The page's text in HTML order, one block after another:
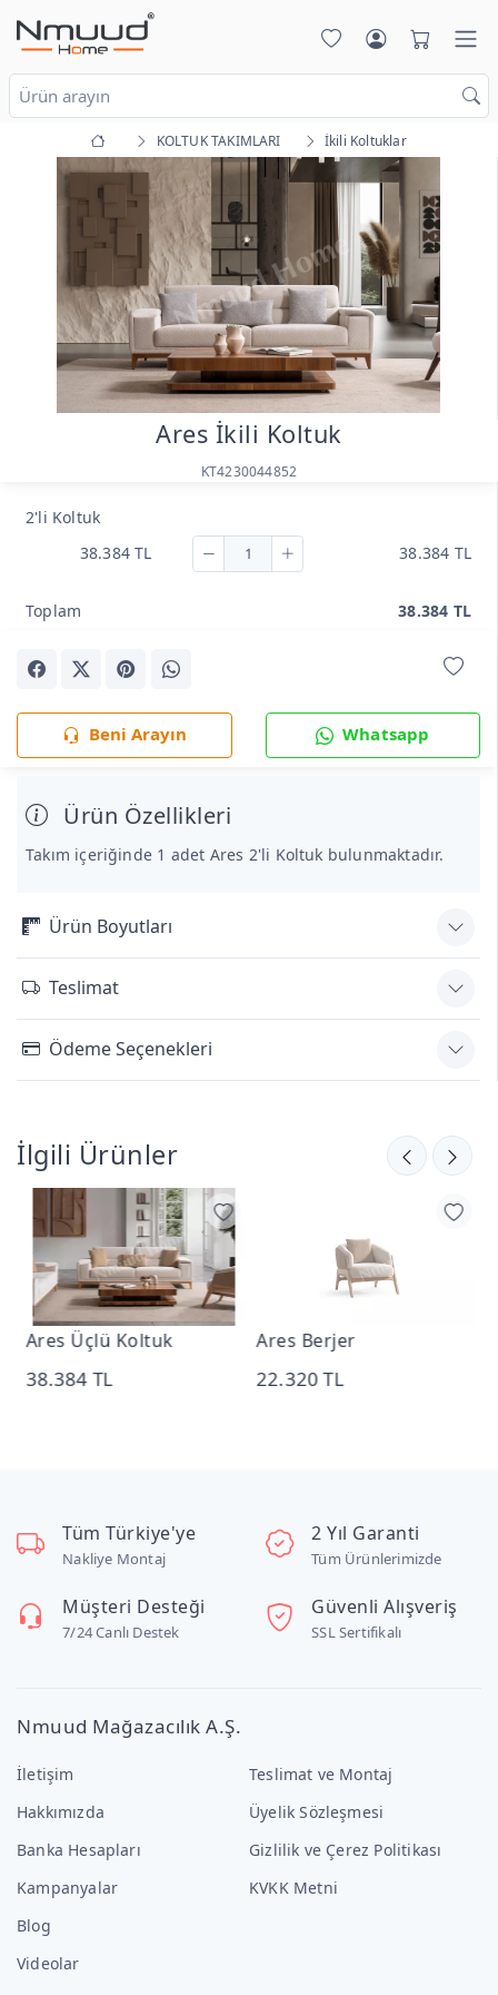
KOLTUK TAKIMLARI İkili Koltuklar
Ares İkili Koltuk
KT4230044852
2'li Koltuk
38.384 TL
38.384 TL
Toplam 38.384 TL
Beni Arayın Whatsapp
Ürün Özellikleri
Takım içeriğinde 1 adet Ares 2'li Koltuk bulunmaktadır.
Ürün Boyutları
Teslimat
Ödeme Seçenekleri
İlgili Ürünler
Ares Üçlü Koltuk
38.384 TL
Ares Berjer
22.320 TL
Tüm Türkiye'ye
Nakliye Montaj
2 Yıl Garanti
Tüm Ürünlerimizde
Müşteri Desteği
7/24 Canlı Destek
Güvenli Alışveriş
SSL Sertifikalı
Nmuud Mağazacılık A.Ş.
İletişim
Hakkımızda
Banka Hesapları
Kampanyalar
Blog
Videolar
Teslimat ve Montaj
Üyelik Sözleşmesi
Gizlilik ve Çerez Politikası
KVKK Metni